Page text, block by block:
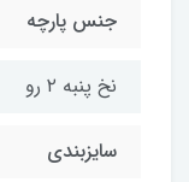
جنس پارچه
نخ پنبه ۲ رو
سایزبندی